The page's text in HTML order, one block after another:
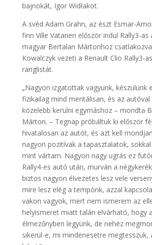
bajnokát, Igor Widłakot.
A svéd Adam Grahn, az észt Esmar-
finn Ville Vatanen először indul Rally3-as
magyar Bertalan Mártonhoz
Kowalczyk vezeti a Renault Clio Rally3-
ranglistát.
„Nagyon izgatottak vagyunk, készülünk
fizikailag mind mentálisan, és az
közelebb kerülni egymáshoz – mondta
Márton. – Tegnap próbáltuk ki először
hivatalosan az autót, és azt kell
nagyon pozitívak a tapasztalatok,
mint vártam. Nagyon nagy ugrás ez
Rally4-es autó után, murván a
biztos nagyon élvezetes lesz vele
mire lesz elég a tempónk, azzal
vakon vagyok, mert nem ismerem az
helyismeret miatt talán elvárható, hogy
élmezőnyben legyünk, de nehéz
sikerül-e, mi mindenesetre megtesszük,